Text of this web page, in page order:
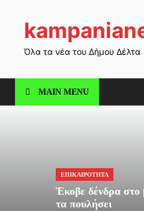
Όλα τα νέα του Δήμου Δέλτα
MAIN MENU
ΕΠΙΚΑΙΡΟΤΗΤΑ
Έκοβε δένδρα στο
τα πουλήσει